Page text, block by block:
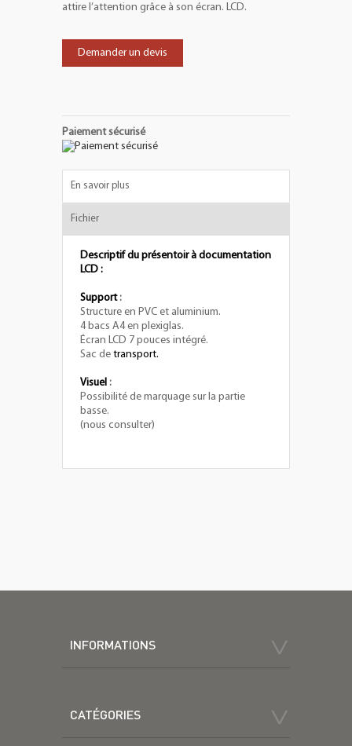
attire l’attention grâce à son écran. LCD.
Demander un devis
Paiement sécurisé
En savoir plus
Fichier
Descriptif du présentoir à documentation
LCD :
Support:
Structure en PVC et aluminium.
4 bacs A4 en plexiglas.
Écran LCD 7 pouces intégré.
Sac de transport.
Visuel :
Possibilité de marquage sur la partie
basse.
(nous consulter)
INFORMATIONS
CATÉGORIES